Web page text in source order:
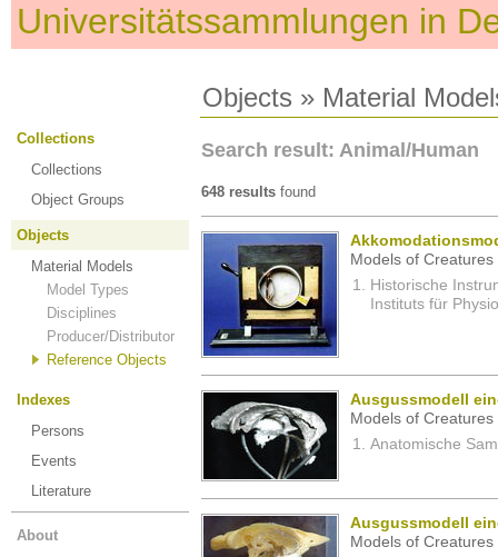
Universitätssammlungen in
Objects » Material
Collections
Collections
Object Groups
Objects
Material Models
Model Types
Disciplines
Producer/Distributor
Reference Objects
Indexes
Persons
Events
Literature
About
Search result: Animal/Human
648 results found
Models of
Historische
Instituts für
Ausgussmodell
Models of
Anatomische
Ausgussmodell
Models of